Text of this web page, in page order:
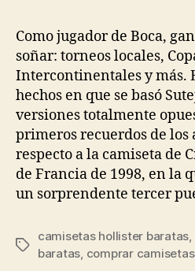
Como jugador de Boca,
soñar: torneos locales,
Intercontinentales y más.
hechos en que se basó
versiones totalmente
primeros recuerdos de
respecto a la camiseta de
de Francia de 1998, en la
un sorprendente tercer
Etiquetas
camisetas hollister baratas
baratas comprar